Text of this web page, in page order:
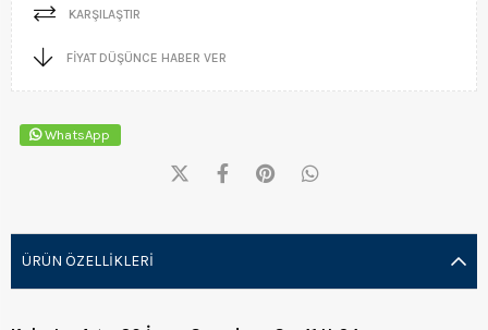
KARŞILAŞTIR
FIYAT DÜŞÜNCE HABER VER
WhatsApp
ÜRÜN ÖZELLIKLERI